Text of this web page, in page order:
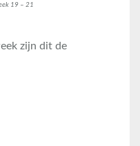
19 – 21
zijn dit de